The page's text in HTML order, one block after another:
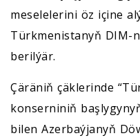
meselelerini öz içine
Türkmenistanyň DIM-
berilýär.
Çäräniň çäklerinde
konserniniň
bilen Azerbaýjanyň